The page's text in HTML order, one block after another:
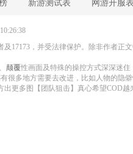
新游测试表 网游开服表
17173，并受法律保护。除非作者正
颠覆性画面及特殊的操控方式深深迷
很多地方需要去改进，比如人物的隐
更多图【团队狙击】真心希望COD越